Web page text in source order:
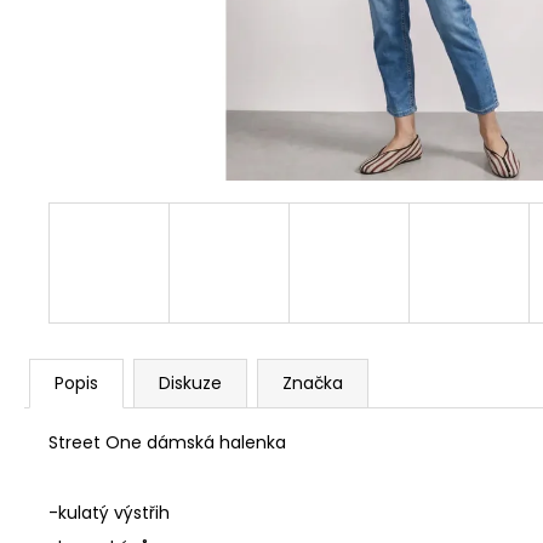
Popis Diskuze Značka
Street One dámská halenka
-kulatý výstřih